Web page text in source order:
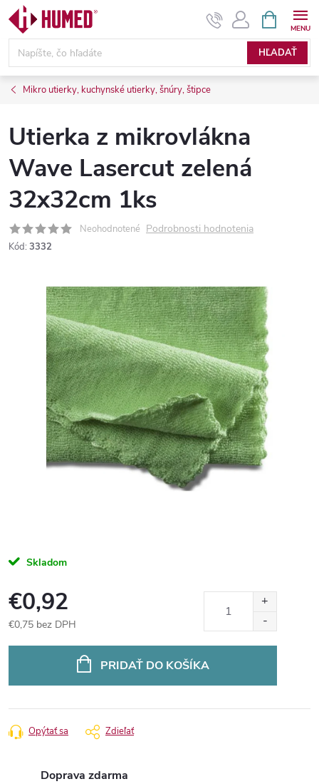
Prejsť
obsah
HĽADAŤ
KOŠÍK
Mikro utierky, kuchynské utierky, šnúry, štipce
Utierka z mikrovlákna
Wave Lasercut zelená
32x32cm 1ks
Neohodnotené Podrobnosti hodnotenia
Kód: 3332
Skladom
€0,92
€0,75 bez DPH
PRIDAŤ DO KOŠÍKA
Opýtať sa Zdieľať
Doprava zdarma